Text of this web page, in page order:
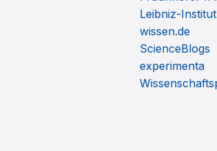
Leibniz-
wissen.de
ScienceBlogs
experimenta